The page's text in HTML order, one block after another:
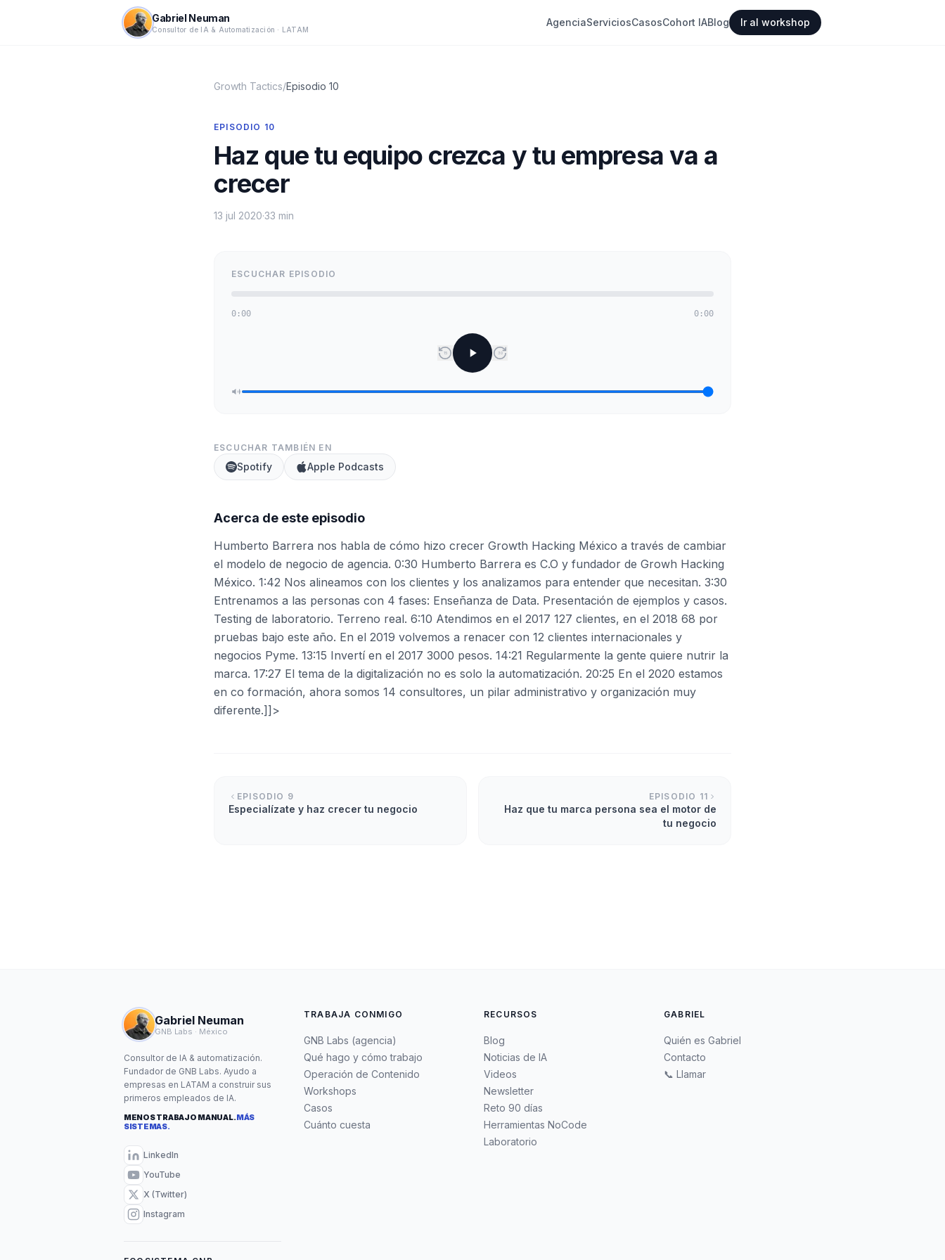
Gabriel Neuman
Consultor de IA & Automatización · LATAM
AgenciaServiciosCasosCohort IABlog Ir al workshop
Growth Tactics/Episodio 10
EPISODIO 10
Haz que tu equipo crezca y tu empresa va a
crecer
13 jul 2020·33 min
ESCUCHAR EPISODIO
0:00 0:00
15 30
ESCUCHAR TAMBIÉN EN
Spotify Apple Podcasts
Acerca de este episodio
Humberto Barrera nos habla de cómo hizo crecer Growth Hacking México a través de cambiar
el modelo de negocio de agencia. 0:30 Humberto Barrera es C.O y fundador de Growh Hacking
México. 1:42 Nos alineamos con los clientes y los analizamos para entender que necesitan. 3:30
Entrenamos a las personas con 4 fases: Enseñanza de Data. Presentación de ejemplos y casos.
Testing de laboratorio. Terreno real. 6:10 Atendimos en el 2017 127 clientes, en el 2018 68 por
pruebas bajo este año. En el 2019 volvemos a renacer con 12 clientes internacionales y
negocios Pyme. 13:15 Invertí en el 2017 3000 pesos. 14:21 Regularmente la gente quiere nutrir la
marca. 17:27 El tema de la digitalización no es solo la automatización. 20:25 En el 2020 estamos
en co formación, ahora somos 14 consultores, un pilar administrativo y organización muy
diferente.]]>
EPISODIO 9
Especialízate y haz crecer tu negocio
EPISODIO 11
Haz que tu marca persona sea el motor de
tu negocio
Gabriel Neuman
GNB Labs · México
Consultor de IA & automatización.
Fundador de GNB Labs. Ayudo a
empresas en LATAM a construir sus
primeros empleados de IA.
MENOS TRABAJO MANUAL.MÁS
SISTEMAS.
LinkedIn
YouTube
X (Twitter)
Instagram
TRABAJA CONMIGO
GNB Labs (agencia)
Qué hago y cómo trabajo
Operación de Contenido
Workshops
Casos
Cuánto cuesta
RECURSOS
Blog
Noticias de IA
Videos
Newsletter
Reto 90 días
Herramientas NoCode
Laboratorio
GABRIEL
Quién es Gabriel
Contacto
📞 Llamar